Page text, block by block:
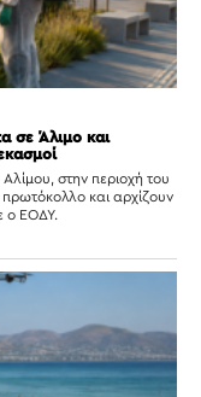
σε Άλιμο και
στην περιοχή του
και αρχίζουν
ο ΕΟΔΥ.